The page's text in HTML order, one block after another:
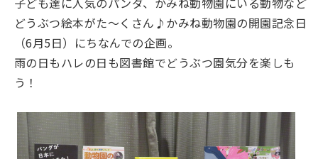
どうぶつ絵本がた～くさん♪かみね動物園の開園記念日
（6月5日）にちなんでの企画。
雨の日もハレの日も図書館でどうぶつ園気分を楽しも
う！